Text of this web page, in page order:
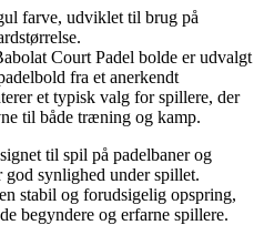
farve, udviklet til brug på
Court Padel bolde er udvalgt
fra et anerkendt
et typisk valg for spillere, der
til både træning og kamp.
til spil på padelbaner og
synlighed under spillet.
stabil og forudsigelig opspring,
begyndere og erfarne spillere.